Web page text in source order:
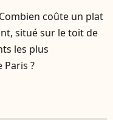
coûte un plat
situé sur le toit de
les plus
Paris ?